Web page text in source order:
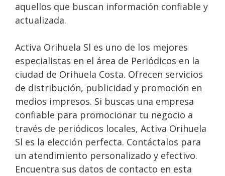
aquellos que buscan información confiable y
actualizada.
Activa Orihuela Sl es uno de los mejores
especialistas en el área de Periódicos en la
ciudad de Orihuela Costa. Ofrecen servicios
de distribución, publicidad y promoción en
medios impresos. Si buscas una empresa
confiable para promocionar tu negocio a
través de periódicos locales, Activa Orihuela
Sl es la elección perfecta. Contáctalos para
un atendimiento personalizado y efectivo.
Encuentra sus datos de contacto en esta